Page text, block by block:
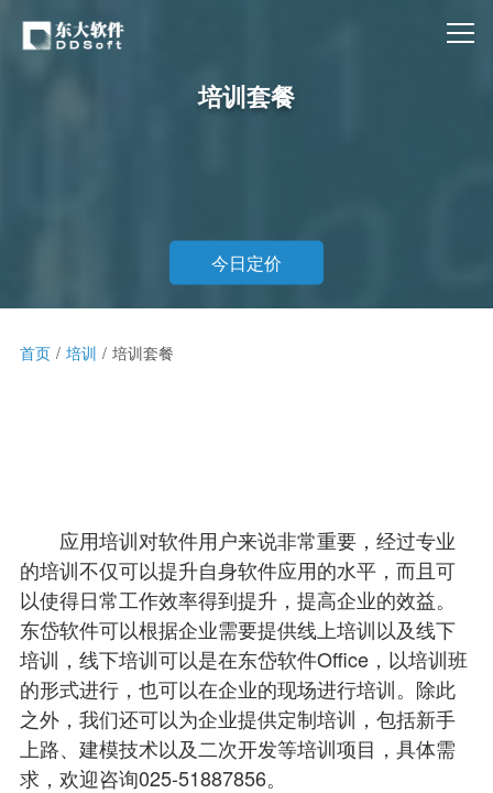
培训套餐
今日定价
首页 培训 培训套餐
应用培训对软件用户来说非常重要，经过专业
的培训不仅可以提升自身软件应用的水平，而且可
以使得日常工作效率得到提升，提高企业的效益。
东岱软件可以根据企业需要提供线上培训以及线下
培训，线下培训可以是在东岱软件Office，以培训班
的形式进行，也可以在企业的现场进行培训。除此
之外，我们还可以为企业提供定制培训，包括新手
上路、建模技术以及二次开发等培训项目，具体需
求，欢迎咨询025-51887856。